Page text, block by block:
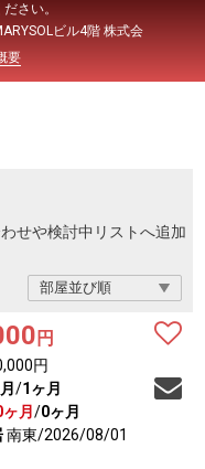
さい。
ビル4階 株式会
要
せや検討中リストへ追加
円
円
/1ヶ月
ヶ月 /0ヶ月
南東/2026/08/01